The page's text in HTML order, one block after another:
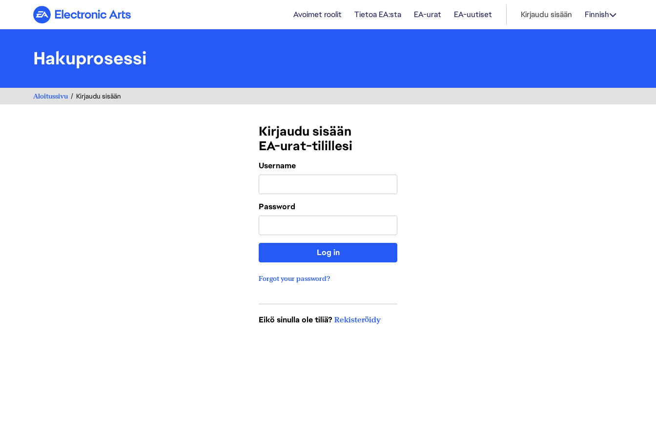
Electronic Arts Avoimet roolit Tietoa EA:sta EA-urat EA-uutiset Kirjaudu sisään Finnish
Hakuprosessi
Aloitussivu Kirjaudu sisään
Kirjaudu sisään
EA-urat-tilillesi
Login
Username
Password
Log in
Forgot your password?
Eikö sinulla ole tiliä? Rekisteröidy